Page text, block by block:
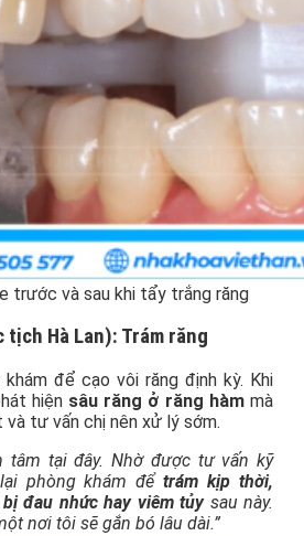
trước và sau khi tẩy trắng răng
tịch Hà Lan): Trám răng
khám để cạo vôi răng định kỳ. Khi
hiện sâu răng ở răng hàmmà
và tư vấn chị nên xử lý sớm.
tâm tại đây. Nhờ được tư vấn kỹ
phòng khám đểtrám kịp thời,
đau nhức hay viêm tủysau này.
nơi tôi sẽ gắn bó lâu dài.”